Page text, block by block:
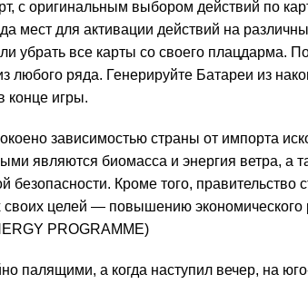
с оригинальным выбором действий по
мест для активации действий на
убрать все карты со своего
ряда. Генерируйте Батареи из
конце игры.
зависимостью страны от импорта
являются биомасса и энергия ветра,
Кроме того,
своих целей — повышению
PROGRAMME)
палящими, а когда наступил вечер, на